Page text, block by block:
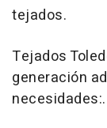
tejados.
Tejados
generación
necesidades:.